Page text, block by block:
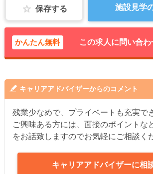
保存する 施設見学
かんたん無料 この求人に問い合わ
キャリアアドバイザーからのコメント
残業少なめで、プライベートも充実で
ご興味ある方には、面接のポイントな
をお話致しますのでお気軽にご相談く
キャリアアドバイザーに相